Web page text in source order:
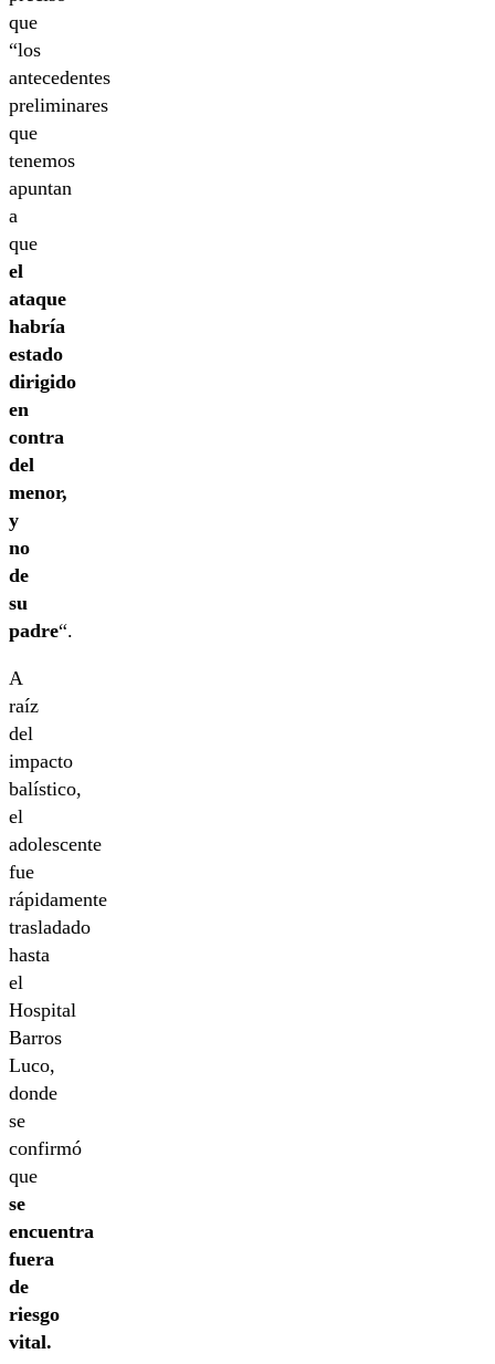
que
“los
antecedentes
preliminares
que
tenemos
apuntan
a
que
el
ataque
habría
estado
dirigido
en
contra
del
menor,
y
no
de
su
padre“.
A
raíz
del
impacto
balístico,
el
adolescente
fue
rápidamente
trasladado
hasta
el
Hospital
Barros
Luco,
donde
se
confirmó
que
se
encuentra
fuera
de
riesgo
vital.